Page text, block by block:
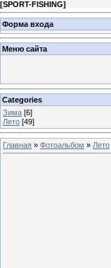
[SPORT-FISHING]
Форма входа
Меню сайта
Categories
Зима [6]
Лето [49]
Главная » Фотоальбом » Лето